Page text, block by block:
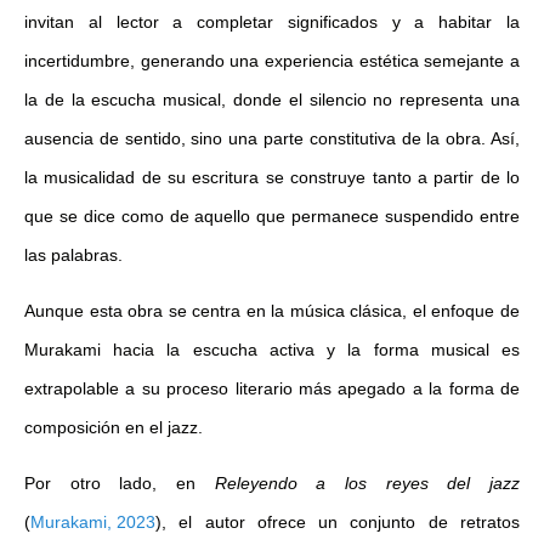
invitan al lector a completar significados y a habitar la
incertidumbre, generando una experiencia estética semejante a
la de la escucha musical, donde el silencio no representa una
ausencia de sentido, sino una parte constitutiva de la obra. Así,
la musicalidad de su escritura se construye tanto a partir de lo
que se dice como de aquello que permanece suspendido entre
las palabras.
Aunque esta obra se centra en la música clásica, el enfoque de
Murakami hacia la escucha activa y la forma musical es
extrapolable a su proceso literario más apegado a la forma de
composición en el jazz.
Por otro lado, en Releyendo a los reyes del jazz
(Murakami, 2023) , el autor ofrece un conjunto de retratos